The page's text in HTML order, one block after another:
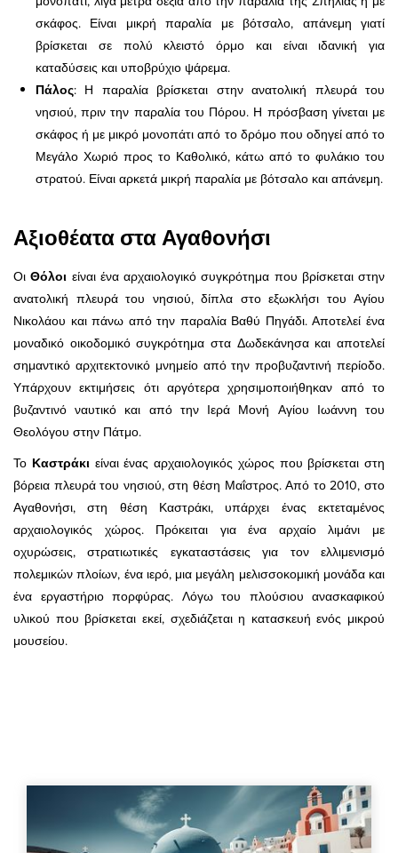
σκάφος. Είναι μικρή παραλία με βότσαλο, απάνεμη γιατί
βρίσκεται σε πολύ κλειστό όρμο και είναι ιδανική για
καταδύσεις και υποβρύχιο ψάρεμα.
Πάλος: Η παραλία βρίσκεται στην ανατολική πλευρά του
νησιού, πριν την παραλία του Πόρου. Η πρόσβαση γίνεται με
σκάφος ή με μικρό μονοπάτι από το δρόμο που οδηγεί από το
Μεγάλο Χωριό προς το Καθολικό, κάτω από το φυλάκιο του
στρατού. Είναι αρκετά μικρή παραλία με βότσαλο και απάνεμη.
Αξιοθέατα στα Αγαθονήσι
ΟιΘόλοι είναι ένα αρχαιολογικό συγκρότημα που βρίσκεται στην
ανατολική πλευρά του νησιού, δίπλα στο εξωκλήσι του Αγίου
Νικολάου και πάνω από την παραλία Βαθύ Πηγάδι. Αποτελεί ένα
μοναδικό οικοδομικό συγκρότημα στα Δωδεκάνησα και αποτελεί
σημαντικό αρχιτεκτονικό μνημείο από την προβυζαντινή περίοδο.
Υπάρχουν εκτιμήσεις ότι αργότερα χρησιμοποιήθηκαν από το
βυζαντινό ναυτικό και από την Ιερά Μονή Αγίου Ιωάννη του
Θεολόγου στην Πάτμο.
Το Καστράκι είναι ένας αρχαιολογικός χώρος που βρίσκεται στη
βόρεια πλευρά του νησιού, στη θέση Μαΐστρος. Από το 2010, στο
Αγαθονήσι, στη θέση Καστράκι, υπάρχει ένας εκτεταμένος
αρχαιολογικός χώρος. Πρόκειται για ένα αρχαίο λιμάνι με
οχυρώσεις, στρατιωτικές εγκαταστάσεις για τον ελλιμενισμό
πολεμικών πλοίων, ένα ιερό, μια μεγάλη μελισσοκομική μονάδα και
ένα εργαστήριο πορφύρας. Λόγω του πλούσιου ανασκαφικού
υλικού που βρίσκεται εκεί, σχεδιάζεται η κατασκευή ενός μικρού
μουσείου.